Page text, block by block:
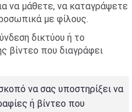
να μάθετε, να καταγράψετε
με φίλους.
δικτύου ή το
βίντεο που διαγράφει
να σας υποστηρίξει να
ή βίντεο που